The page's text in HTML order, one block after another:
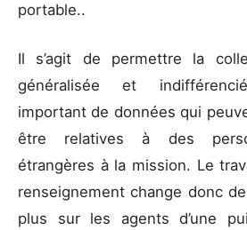
portable..
Il s’agit de permettre la
généralisée et
important de données qui
être relatives à des
étrangères à la mission. Le
renseignement change donc
plus sur les agents d’une